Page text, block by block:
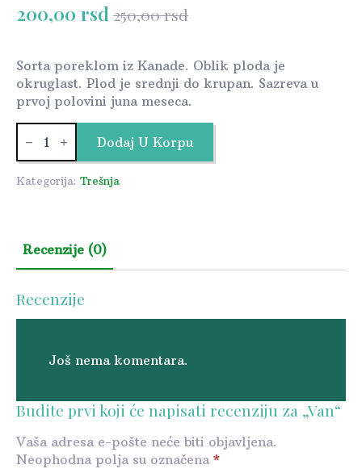
250,00rsd
Originalna
je
bila:
250,00 rsd.
200,00 rsd
Trenutna
je:
200,00 rsd.
Sorta poreklom iz Kanade. Oblik ploda je
okruglast. Plod je srednji do krupan. Sazreva u
prvoj polovini juna meseca.
Van
količina
Dodaj U Korpu
Kategorija: Trešnja
Recenzije (0)
Recenzije
Još nema komentara.
Budite prvi koji će napisati recenziju za „Van“
Vaša adresa e-pošte neće biti objavljena.
Neophodna polja su označena *